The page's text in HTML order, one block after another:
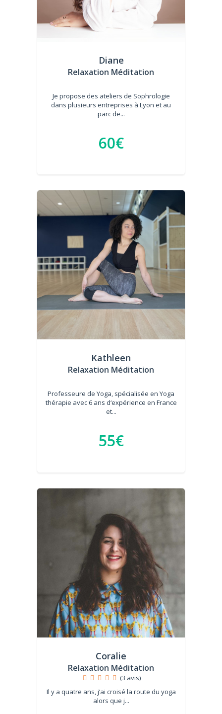
Diane
Relaxation Méditation
Je propose des ateliers de Sophrologie
dans plusieurs entreprises à Lyon et au
parc de...
60€
Kathleen
Relaxation Méditation
Professeure de Yoga, spécialisée en Yoga
thérapie avec 6 ans d‘expérience en France
et...
55€
Coralie
Relaxation Méditation
(3 avis)
Il y a quatre ans, j’ai croisé la route du yoga
alors que j...